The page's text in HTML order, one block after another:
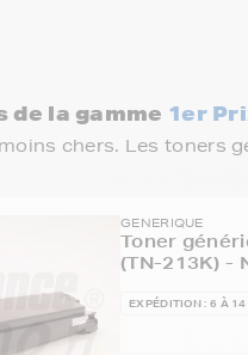
de la gamme 1er
chers. Les toners
GENERIQUE
Toner
(TN-213K) -
EXPÉDITION : 6 À